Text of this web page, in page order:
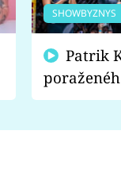
SHOWBYZNYS
fanoušci